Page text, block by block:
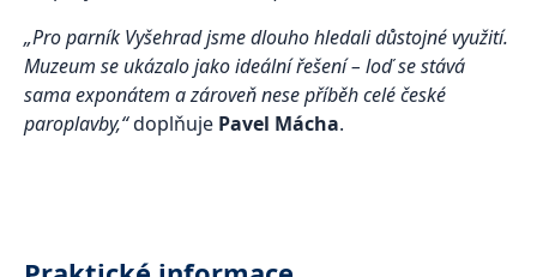
„Pro parník Vyšehrad jsme dlouho hledali důstojné využití.
Muzeum se ukázalo jako ideální řešení – loď se stává
sama exponátem a zároveň nese příběh celé české
paroplavby,“doplňuje Pavel Mácha.